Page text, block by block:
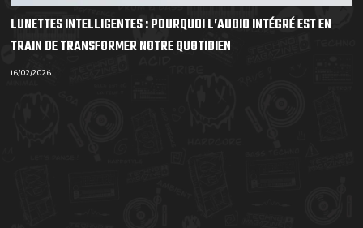
LUNETTES INTELLIGENTES : POURQUOI L’AUDIO INTÉGRÉ EST EN
TRAIN DE TRANSFORMER NOTRE QUOTIDIEN
16/02/2026